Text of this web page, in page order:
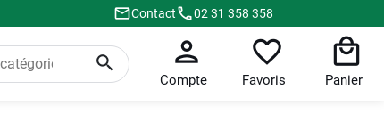
Contact 02 31 358 358
Compte Favoris Panier